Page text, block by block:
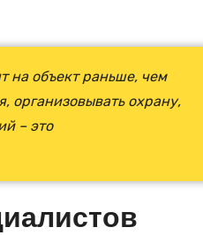
на объект раньше, чем
организовывать охрану,
– это